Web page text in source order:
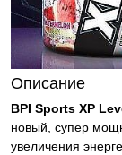
Описание
BPI Sports XP
новый, супер
увеличения